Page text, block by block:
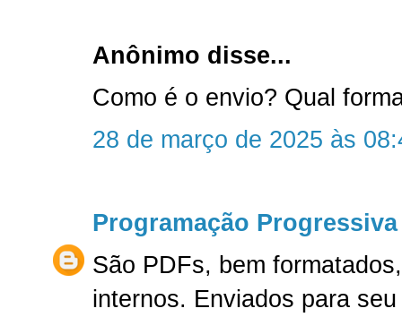
Anônimo disse...
Como é o envio? Qual
28 de março de 2025 às
Programação Progressiva
São PDFs, bem
internos. Enviados para